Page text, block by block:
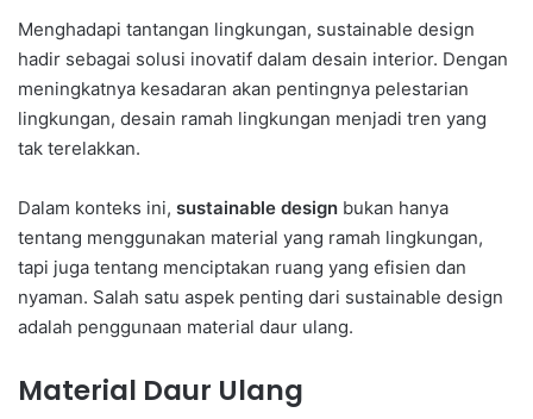
Menghadapi tantangan lingkungan, sustainable design
hadir sebagai solusi inovatif dalam desain interior. Dengan
meningkatnya kesadaran akan pentingnya pelestarian
lingkungan, desain ramah lingkungan menjadi tren yang
tak terelakkan.
Dalam konteks ini, sustainable design bukan hanya
tentang menggunakan material yang ramah lingkungan,
tapi juga tentang menciptakan ruang yang efisien dan
nyaman. Salah satu aspek penting dari sustainable design
adalah penggunaan material daur ulang.
Material Daur Ulang